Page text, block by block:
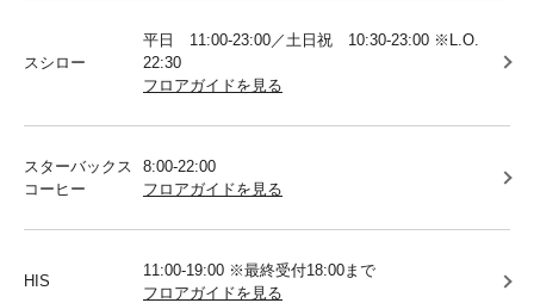
スシロー
平日 11:00-23:00／土日祝 10:30-23:00 ※L.O.
22:30
フロアガイドを見る
スターバックス
コーヒー
8:00-22:00
フロアガイドを見る
HIS
11:00-19:00 ※最終受付18:00まで
フロアガイドを見る